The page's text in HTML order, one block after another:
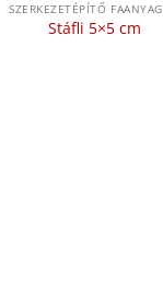
SZERKEZETÉPÍTŐ
Stáfli 5×5 cm